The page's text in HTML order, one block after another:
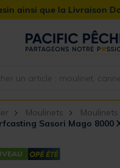
que la Livraison Domicile
Moulinets
Sasori Mago 8000